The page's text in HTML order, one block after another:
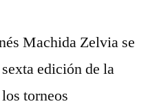
Machida Zelvia se
edición de la
torneos